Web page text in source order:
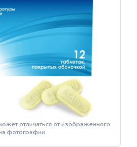
отличаться от изображённого
фотографии